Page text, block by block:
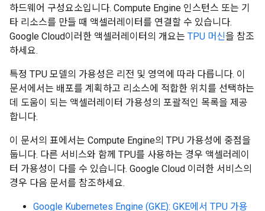
하드웨어 구성요소입니다. Compute Engine 인스턴스 또는 기
타 리소스를 만들 때 액셀러레이터를 연결할 수 있습니다.
Google Cloud이러한 액셀러레이터의 개요는 TPU 머신을 참조
하세요.
특정 TPU 모델의 가용성은 리전 및 영역에 따라 다릅니다. 이
문서에서는 배포를 계획하고 리소스에 적합한 위치를 선택하는
데 도움이 되는 액셀러레이터 가용성의 포괄적인 목록을 제공
합니다.
이 문서의 표에서는 Compute Engine의 TPU 가용성에 중점을
둡니다. 다른 서비스와 함께 TPU를 사용하는 경우 액셀러레이
터 가용성이 다를 수 있습니다. Google Cloud 이러한 서비스의
경우 다음 문서를 참조하세요.
Google Kubernetes Engine (GKE): GKE에서 TPU 가용